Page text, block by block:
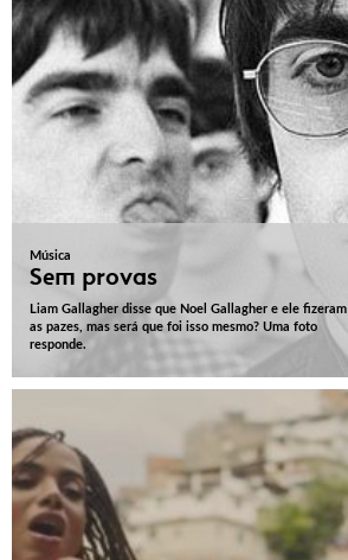
Música
Sem provas
Liam Gallagher disse que Noel Gallagher e ele fizeram
as pazes, mas será que foi isso mesmo? Uma foto
responde.